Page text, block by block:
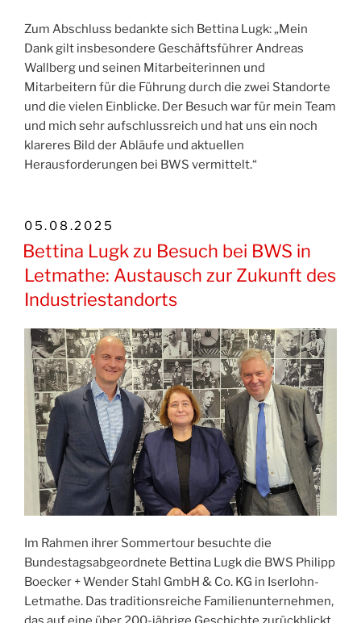
Zum Abschluss bedankte sich Bettina Lugk: „Mein
Dank gilt insbesondere Geschäftsführer Andreas
Wallberg und seinen Mitarbeiterinnen und
Mitarbeitern für die Führung durch die zwei Standorte
und die vielen Einblicke. Der Besuch war für mein Team
und mich sehr aufschlussreich und hat uns ein noch
klareres Bild der Abläufe und aktuellen
Herausforderungen bei BWS vermittelt.“
VERÖFFENTLICHT
AM
05.08.2025
Bettina Lugk zu Besuch bei BWS in
Letmathe: Austausch zur Zukunft des
Industriestandorts
Im Rahmen ihrer Sommertour besuchte die
Bundestagsabgeordnete Bettina Lugk die BWS Philipp
Boecker + Wender Stahl GmbH & Co. KG in Iserlohn-
Letmathe. Das traditionsreiche Familienunternehmen,